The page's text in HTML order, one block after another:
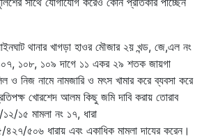
থানার খাগড়া হাওর মৌজার ২য় খন্ড, জে,এল নং
১০৮, ১০৯ দাগে ১১ একর ২৯ শতক জায়গা
ও নিজ নামে নামজারি ও মৎস খামার করে ব্যবসা করে
খোরশেদ আলম কিছু জমি দাবি করায় তোরাব
১৫ মামলা নং ১৭, ধারা
৫০৬ ধারায় এবং একাধিক মামলা দাযের করেন।